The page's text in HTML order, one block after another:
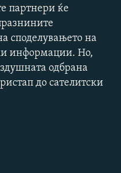
480p
1080p
партнери ќе
споделувањето на
информации. Но,
одбрана
до сателитски